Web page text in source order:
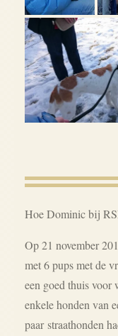
Hoe Dominic bij
Op 21 november
met 6 pups met de
een goed thuis
enkele honden van
paar straathonden